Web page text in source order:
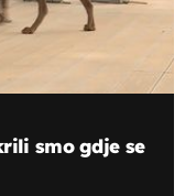
smo gdje se